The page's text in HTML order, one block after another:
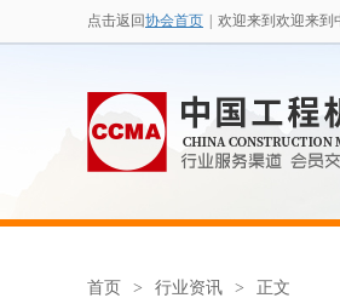
点击返回协会首页 欢迎来到欢迎来到
首页 > 行业资讯 > 正文